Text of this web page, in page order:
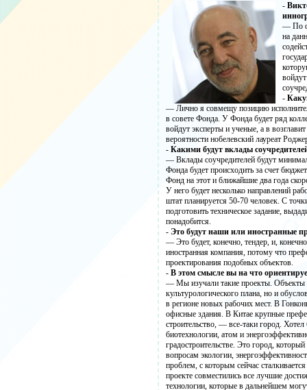
-
— По
на
-
— Лично я совмещу позицию
в совете Фонда. У Фонда будет ряд
войдут эксперты и ученые, а в
вероятности нобелевский лауреат
- Какими будут вклады
— Вклады соучредителей будут
Фонда будет происходить за счет
Фонд на этот и ближайшие два года
У него будет несколько направлений
штат планируется 50-70 человек. С
подготовить техническое задание,
понадобится.
- Это будут наши или иностранные
— Это будет, конечно, тендер, и,
иностранная компания, потому что
проектирования подобных объектов.
- В этом смысле вы на что
— Мы изучали такие проекты. Объекты
культурологического плана, но и
в регионе новых рабочих мест. В
офисные здания. В Китае крупные
строительство, — все-таки город.
биотехнологии, атом и
градостроительстве. Это город,
вопросам экологии,
проблем, с которым сейчас
проекте совместились все лучшие
технологии, которые в дальнейшем